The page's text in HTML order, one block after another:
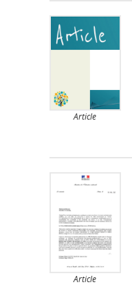
Article
Article